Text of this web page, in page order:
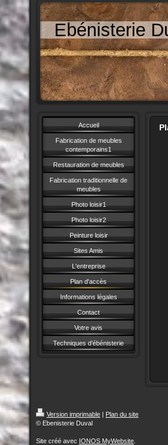
Ebénisterie
Accueil
Fabrication de meubles
contemporains1
Restauration de meubles
Fabrication traditionnelle de
meubles
Photo loisir1
Photo loisir2
Peinture loisir
Sites Amis
L'entreprise
Plan d'accès
Informations légales
Contact
Votre avis
Techniques d’ébénisterie
Version imprimable | Plan du site
© Ebenisterie Duval
Site créé avec IONOS MyWebsite